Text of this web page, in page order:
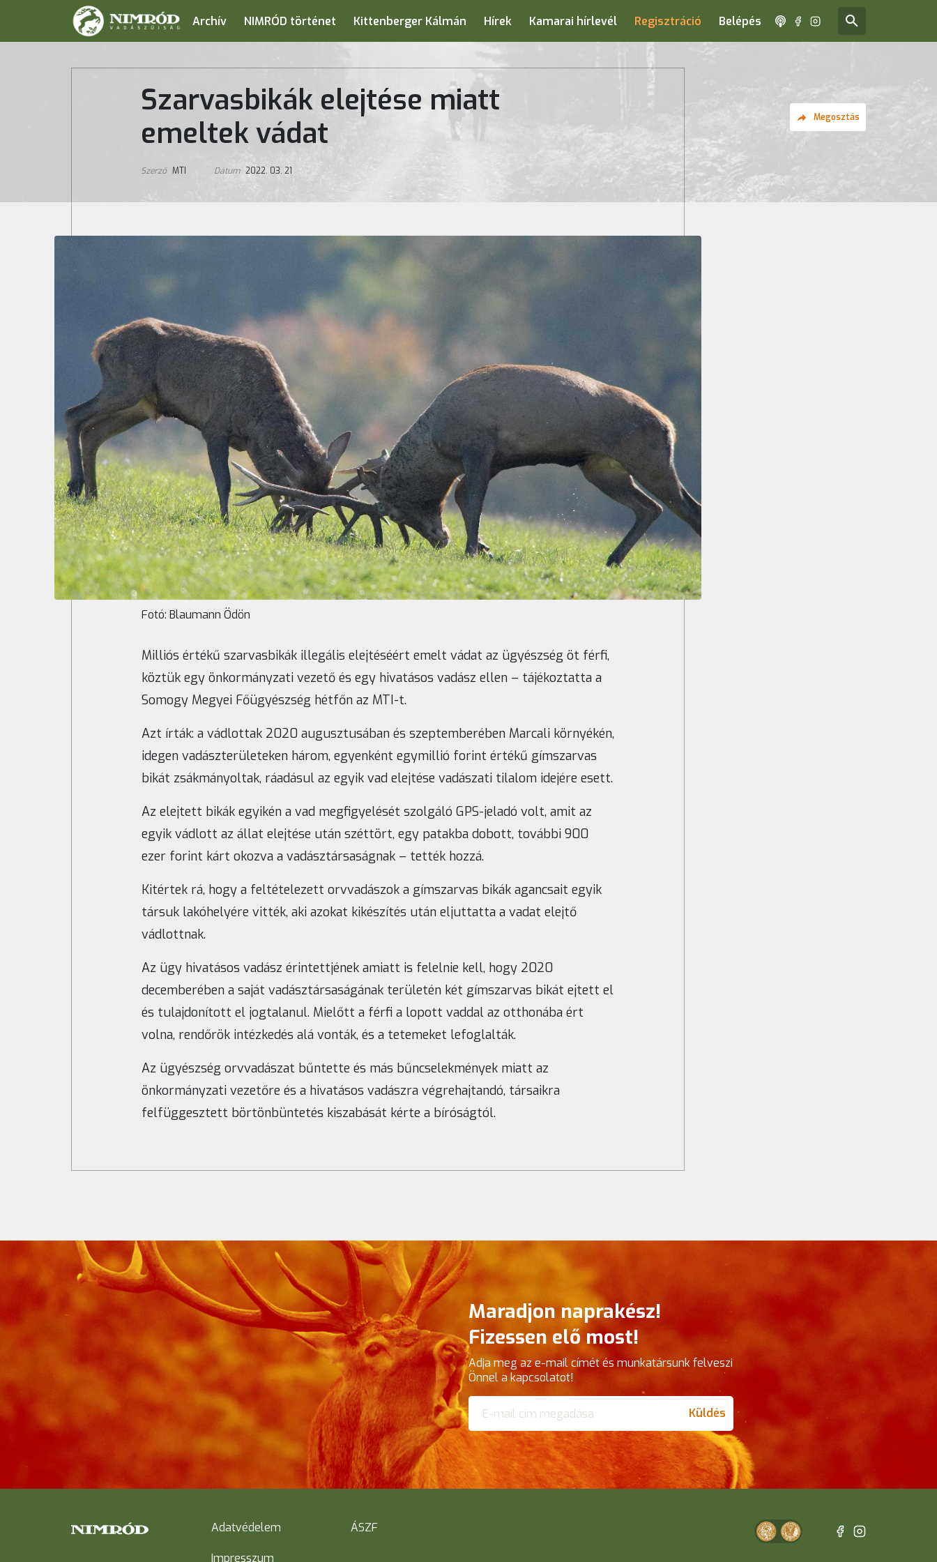
Archív NIMRÓD történet Kittenberger Kálmán Hírek Kamarai hírlevél Regisztráció Belépés
Szarvasbikák elejtése miatt
emeltek vádat
Szerző MTI Dátum 2022. 03. 21
Megosztás
Fotó: Blaumann Ödön
Milliós értékű szarvasbikák illegális elejtéséért emelt vádat az ügyészség öt férfi,
köztük egy önkormányzati vezető és egy hivatásos vadász ellen – tájékoztatta a
Somogy Megyei Főügyészség hétfőn az MTI-t.
Azt írták: a vádlottak 2020 augusztusában és szeptemberében Marcali környékén,
idegen vadászterületeken három, egyenként egymillió forint értékű gímszarvas
bikát zsákmányoltak, ráadásul az egyik vad elejtése vadászati tilalom idejére esett.
Az elejtett bikák egyikén a vad megfigyelését szolgáló GPS-jeladó volt, amit az
egyik vádlott az állat elejtése után széttört, egy patakba dobott, további 900
ezer forint kárt okozva a vadásztársaságnak – tették hozzá.
Kitértek rá, hogy a feltételezett orvvadászok a gímszarvas bikák agancsait egyik
társuk lakóhelyére vitték, aki azokat kikészítés után eljuttatta a vadat elejtő
vádlottnak.
Az ügy hivatásos vadász érintettjének amiatt is felelnie kell, hogy 2020
decemberében a saját vadásztársaságának területén két gímszarvas bikát ejtett el
és tulajdonított el jogtalanul. Mielőtt a férfi a lopott vaddal az otthonába ért
volna, rendőrök intézkedés alá vonták, és a tetemeket lefoglalták.
Az ügyészség orvvadászat bűntette és más bűncselekmények miatt az
önkormányzati vezetőre és a hivatásos vadászra végrehajtandó, társaikra
felfüggesztett börtönbüntetés kiszabását kérte a bíróságtól.
Maradjon naprakész!
Fizessen elő most!
Adja meg az e-mail címét és munkatársunk felveszi
Önnel a kapcsolatot!
Küldés
Adatvédelem
Impresszum
ÁSZF